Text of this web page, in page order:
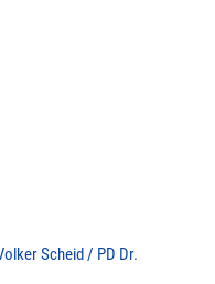
Scheid / PD Dr.